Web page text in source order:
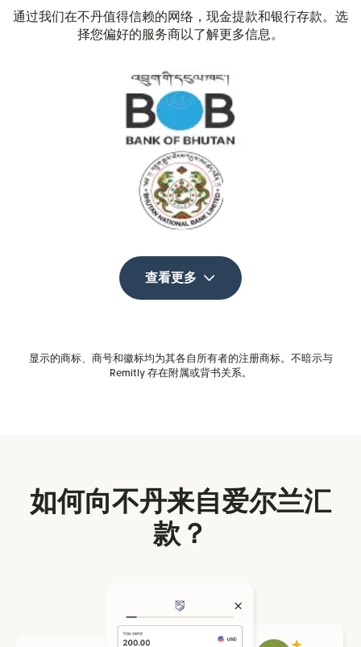
通过我们在不丹值得信赖的网络，现金提款和银行存款。选
择您偏好的服务商以了解更多信息。
查看更多
显示的商标、商号和徽标均为其各自所有者的注册商标。不暗示与
Remitly 存在附属或背书关系。
如何向不丹来自爱尔兰汇
款？